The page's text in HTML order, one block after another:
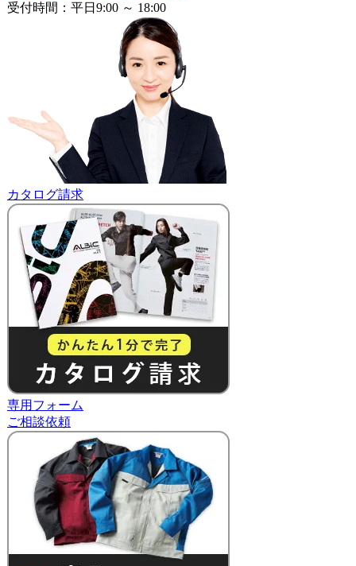
受付時間：平日9:00 ～ 18:00
カタログ請求
専用フォーム
ご相談依頼